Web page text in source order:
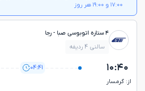
۱۷:۰۰ و ۱۹:۰۰ هر روز
۴ ستاره اتوبوسی صبا - رجا
سالنی 4 ردیفه
۱۰:۴۰
از: گرمسار
04:41